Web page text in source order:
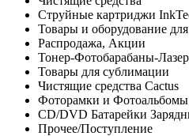
Струйные картриджи
Товары и оборудование
Распродажа, Акции
Тонер-Фотобарабаны-
Товары для сублимации
Чистящие средства Cactus
Фоторамки и Фотоальбомы
CD/DVD Батарейки
Прочее/Поступление